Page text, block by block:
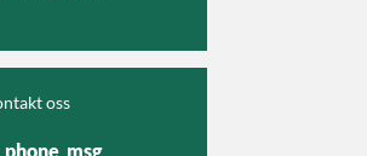
oss